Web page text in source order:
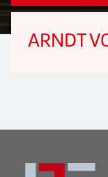
ARNDT